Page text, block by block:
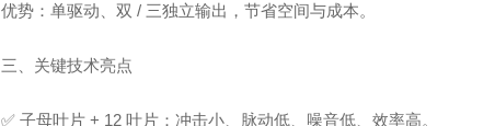
优势：单驱动、双 / 三独立输出，节省空间与成本。
三、关键技术亮点
✅ 子母叶片 + 12 叶片：冲击小、脉动低、噪音低、效率高。